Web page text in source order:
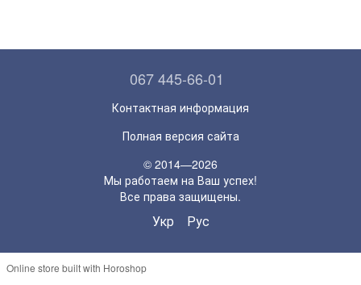
067 445-66-01
Контактная информация
Полная версия сайта
© 2014—2026
Мы работаем на Ваш успех!
Все права защищены.
Укр Рус
Online store built with Horoshop